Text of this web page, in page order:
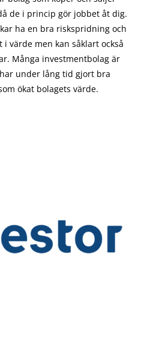
de i princip görjobbet åt dig.
ha en bra riskspridning och
i värde men kan såklart också
Många investmentbolag är
under lång tid gjort bra
ökat bolagets värde.